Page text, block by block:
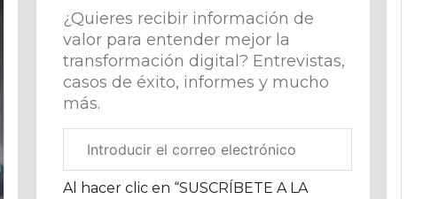
¿Quieres recibir información de
valor para entender mejor la
transformación digital? Entrevistas,
casos de éxito, informes y mucho
más.
electrónico
corporativo
Al hacer clic en “SUSCRÍBETE A LA